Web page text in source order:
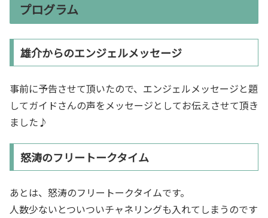
プログラム
雄介からのエンジェルメッセージ
事前に予告させて頂いたので、エンジェルメッセージと題
してガイドさんの声をメッセージとしてお伝えさせて頂き
ました♪
怒涛のフリートークタイム
あとは、怒涛のフリートークタイムです。
人数少ないとついついチャネリングも入れてしまうのです